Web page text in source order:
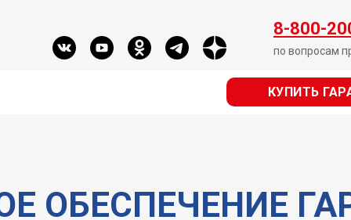
8-800-
по вопросам
КУПИТЬ
КУПИТЬ
ОБЕСПЕЧЕНИЕ